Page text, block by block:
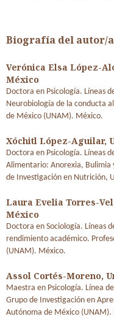
Biografía del autor/a
Verónica Elsa López-
México
Doctora en Psicología. Líneas
Neurobiología de la conducta
de México (UNAM). México.
Xóchitl López-Aguilar,
Doctora en Psicología. Líneas
Alimentario: Anorexia, Bulimia
de Investigación en Nutrición,
Laura Evelia Torres-
México
Doctora en Sociología. Líneas
rendimiento académico.
(UNAM). México.
Assol Cortés-Moreno,
Maestra en Psicología. Línea
Grupo de Investigación en
Autónoma de México (UNAM).